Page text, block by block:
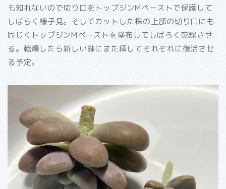
も知れないので切り口をトップジンMペーストで保護して
しばらく様子見。そしてカットした株の上部の切り口にも
同じくトップジンMペーストを塗布してしばらく乾燥させ
る。乾燥したら新しい鉢にまた挿してそれぞれに復活させ
る予定。